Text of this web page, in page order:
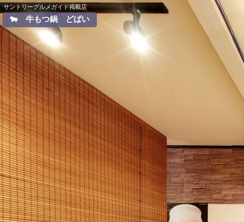
🐄 牛もつ鍋 どばい
サントリーグルメガイド掲載店